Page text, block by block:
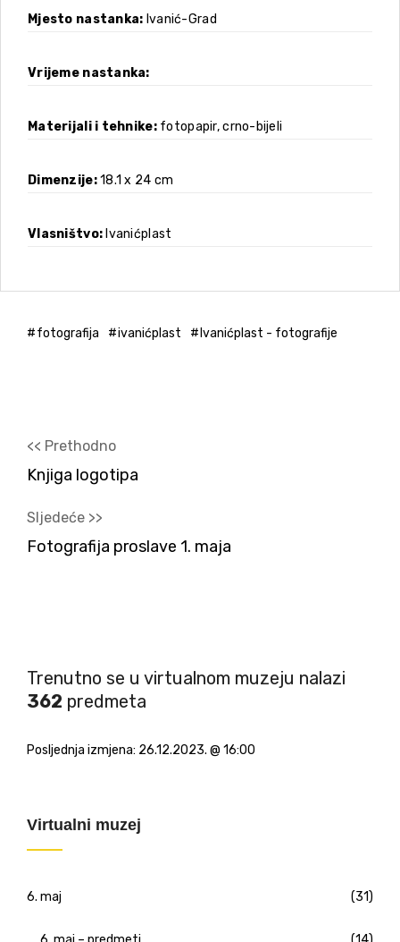
Mjesto nastanka Ivanić-Grad
Vrijeme nastanka
Materijali i tehnike fotopapir, crno-bijeli
Dimenzije 18.1 x 24 cm
Vlasništvo Ivanićplast
fotografija ivanićplast Ivanićplast - fotografije
<< Prethodno
Knjiga logotipa
Sljedeće >>
Fotografija proslave 1. maja
Trenutno se u virtualnom muzeju nalazi
362 predmeta
Posljednja izmjena: 26.12.2023. @ 16:00
Virtualni muzej
6. maj (31)